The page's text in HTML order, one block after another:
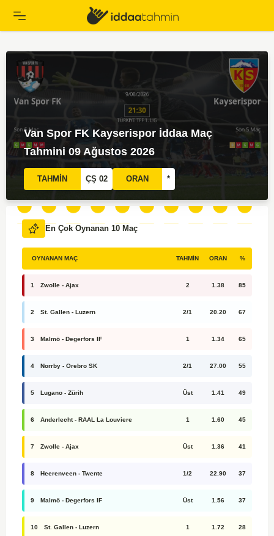
Bodrum FK Bursaspor İddaa Maç Tahmini
09 Ağustos 2026
TAHMİN KG VAR ORAN
En Çok Oynanan 10 Maç
OYNANAN MAÇ TAHMIN ORAN %
1 Zwolle - Ajax 2 1.38 85
2 St. Gallen - Luzern 2/1 20.20 67
3 Malmö - Degerfors IF 1 1.34 65
4 Norrby - Orebro SK 2/1 27.00 55
5 Lugano - Zürih Üst 1.41 49
6 Anderlecht - RAAL La Louviere 1 1.60 45
7 Zwolle - Ajax Üst 1.36 41
8 Heerenveen - Twente 1/2 22.90 37
9 Malmö - Degerfors IF Üst 1.56 37
10 St. Gallen - Luzern 1 1.72 28